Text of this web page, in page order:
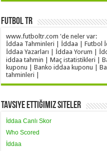
Futbol TR
www.futboltr.com 'de neler var:
İddaa Tahminleri | İddaa | Futbol
İddaa Yazarları | İddaa Yorum |
iddaa tahmin | Maç istatistikleri |
kuponu | Banko iddaa kuponu |
tahminleri |
Tavsiye Ettiğimiz Siteler
İddaa Canlı Skor
Who Scored
İddaa